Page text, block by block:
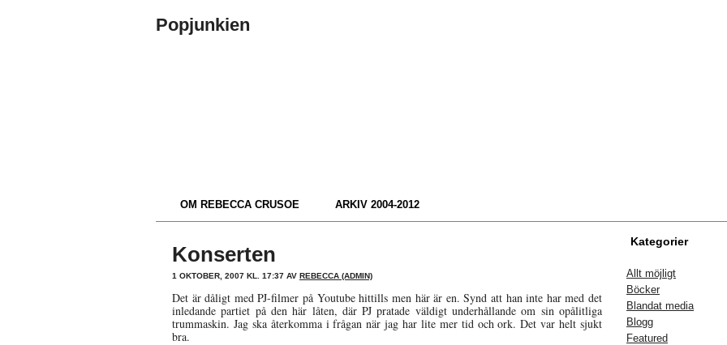
Popjunkien
OM REBECCA CRUSOE ARKIV 2004-2012
Konserten
1 OKTOBER, 2007 KL. 17:37 AV REBECCA (ADMIN)
Det är dåligt med PJ-filmer på Youtube hittills men här är en. Synd att han inte har med det
inledande partiet på den här låten, där PJ pratade väldigt underhållande om sin opålitliga
trummaskin. Jag ska återkomma i frågan när jag har lite mer tid och ork. Det var helt sjukt
bra.
Kategorier
Allt möjligt
Böcker
Blandat media
Blogg
Featured